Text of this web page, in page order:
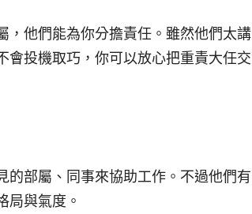
，他們能為你分擔責任。雖然他們太講
會投機取巧，你可以放心把重責大任交
的部屬、同事來協助工作。不過他們有
局與氣度。